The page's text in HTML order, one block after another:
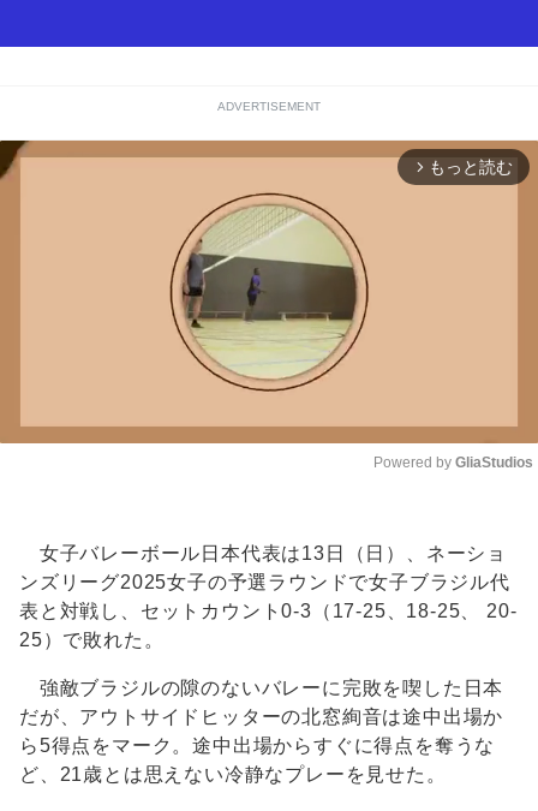
ADVERTISEMENT
arrow_forward_ios もっと読む
Powered by GliaStudios
女子バレーボール日本代表は13日（日）、ネーショ
ンズリーグ2025女子の予選ラウンドで女子ブラジル代
表と対戦し、セットカウント0-3（17-25、18-25、 20-
25）で敗れた。
強敵ブラジルの隙のないバレーに完敗を喫した日本
だが、アウトサイドヒッターの北窓絢音は途中出場か
ら5得点をマーク。途中出場からすぐに得点を奪うな
ど、21歳とは思えない冷静なプレーを見せた。